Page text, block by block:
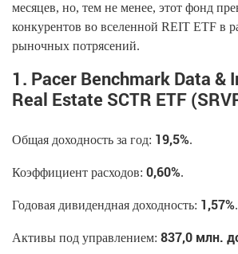
месяцев, но, тем не менее, этот фонд
конкурентов во вселенной REIT ETF в
рыночных потрясений.
1. Pacer Benchmark Data &
Real Estate SCTR ETF
Общая доходность за год: 19,5%.
Коэффициент расходов: 0,60%.
Годовая дивидендная доходность: 1,57%.
Активы под управлением: 837,0 млн.